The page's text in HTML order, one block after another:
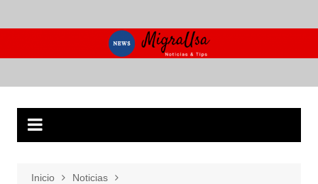
al
Inicio
Noticias